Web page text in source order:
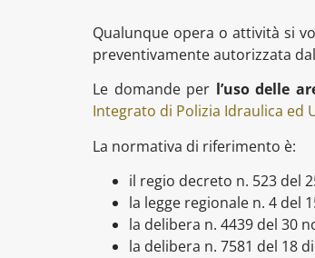
Qualunque opera o attività si
preventivamente autorizzata
Le domande per l’uso delle
Integrato di Polizia Idraulica ed
La normativa di riferimento è:
il regio decreto n. 523 del
la legge regionale n. 4 del
la delibera n. 4439 del 30
la delibera n. 7581 del 18